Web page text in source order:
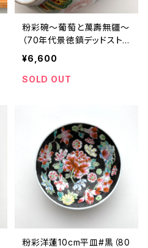
粉彩碗〜葡萄と萬壽無疆〜
（70年代景徳鎮デッドストッ
ク）
¥6,600
SOLD OUT
粉彩洋蓮10cm平皿#黒（80